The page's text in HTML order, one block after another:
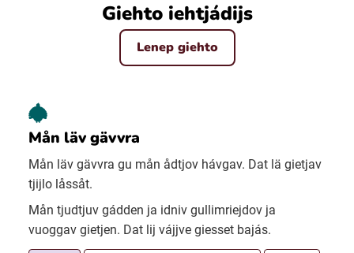
Giehto iehtjádijs
Lenep giehto
Mån läv gävvra
Mån läv gävvra gu mån ådtjov hávgav. Dat lä gietjav
tjijlo låssåt.
Mån tjudtjuv gádden ja idniv gullimriejdov ja
vuoggav gietjen. Dat lij vájjve giesset bajás.